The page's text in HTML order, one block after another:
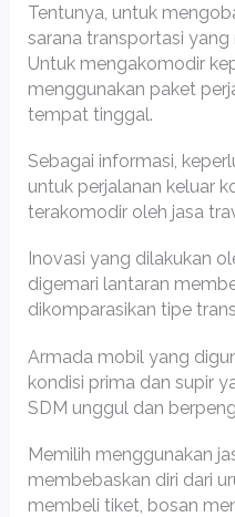
Tentunya, untuk
sarana transportasi
Untuk mengakomodir
menggunakan paket
tempat tinggal.
Sebagai informasi,
untuk perjalanan keluar
terakomodir oleh jasa
Inovasi yang dilakukan
digemari lantaran
dikomparasikan tipe
Armada mobil yang
kondisi prima dan supir
SDM unggul dan
Memilih menggunakan
membebaskan diri dari
membeli tiket, bosan